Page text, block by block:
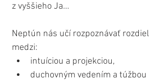
z vyššieho Ja...
Neptún nás učí rozpoznávať rozdiel
medzi:
intuíciou a projekciou,
duchovným vedením a túžbou